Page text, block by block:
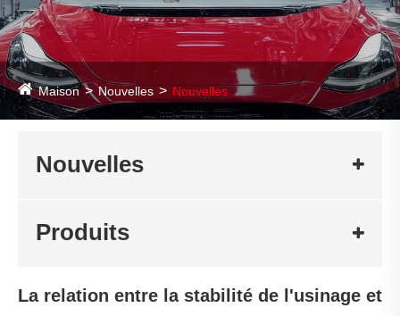
Maison Nouvelles Nouvelles
Nouvelles
Produits
La relation entre la stabilité de l'usinage et